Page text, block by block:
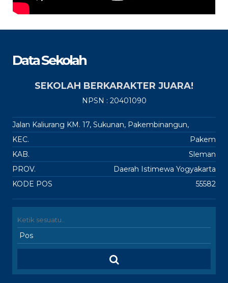
Data Sekolah
SEKOLAH BERKARAKTER JUARA!
NPSN : 20401090
Jalan Kaliurang KM. 17, Sukunan, Pakembinangun,
KEC.
Pakem
KAB.
Sleman
PROV.
Daerah Istimewa Yogyakarta
KODE POS
55582